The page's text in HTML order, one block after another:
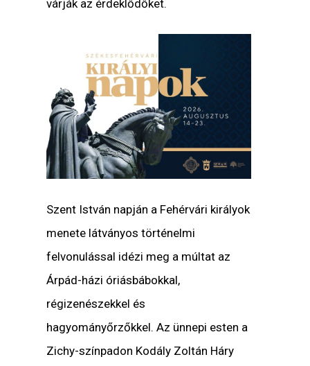
várják az érdeklődőket.
Szent István napján a Fehérvári királyok
menete látványos történelmi
felvonulással idézi meg a múltat az
Árpád-házi óriásbábokkal,
régizenészekkel és
hagyományőrzőkkel. Az ünnepi esten a
Zichy-színpadon Kodály Zoltán Háry